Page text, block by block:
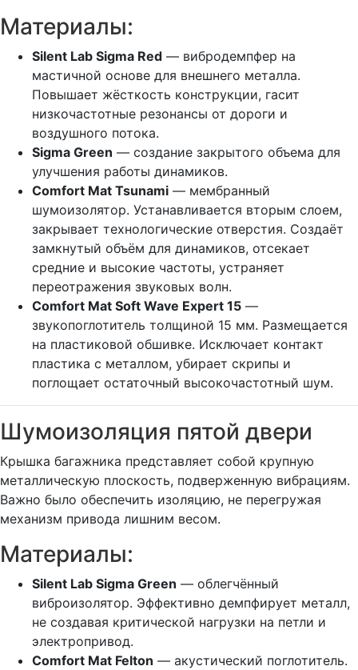
Материалы:
Silent Lab Sigma Red — вибродемпфер на
мастичной основе для внешнего металла.
Повышает жёсткость конструкции, гасит
низкочастотные резонансы от дороги и
воздушного потока.
Sigma Green — создание закрытого объема для
улучшения работы динамиков.
Comfort Mat Tsunami — мембранный
шумоизолятор. Устанавливается вторым слоем,
закрывает технологические отверстия. Создаёт
замкнутый объём для динамиков, отсекает
средние и высокие частоты, устраняет
переотражения звуковых волн.
Comfort Mat Soft Wave Expert 15 —
звукопоглотитель толщиной 15 мм. Размещается
на пластиковой обшивке. Исключает контакт
пластика с металлом, убирает скрипы и
поглощает остаточный высокочастотный шум.
Шумоизоляция пятой двери
Крышка багажника представляет собой крупную
металлическую плоскость, подверженную вибрациям.
Важно было обеспечить изоляцию, не перегружая
механизм привода лишним весом.
Материалы:
Silent Lab Sigma Green — облегчённый
виброизолятор. Эффективно демпфирует металл,
не создавая критической нагрузки на петли и
электропривод.
Comfort Mat Felton — акустический поглотитель.